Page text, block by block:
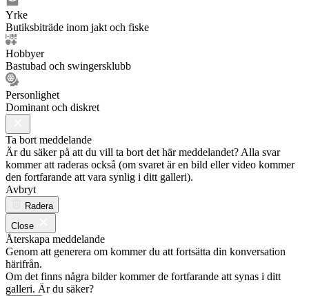
Yrke
Butiksbiträde inom jakt och fiske
Hobbyer
Bastubad och swingersklubb
Personlighet
Dominant och diskret
Ta bort meddelande
Är du säker på att du vill ta bort det här meddelandet? Alla svar
kommer att raderas också (om svaret är en bild eller video kommer
den fortfarande att vara synlig i ditt galleri).
Avbryt
Radera
Close
Återskapa meddelande
Genom att generera om kommer du att fortsätta din konversation
härifrån.
Om det finns några bilder kommer de fortfarande att synas i ditt
galleri. Är du säker?